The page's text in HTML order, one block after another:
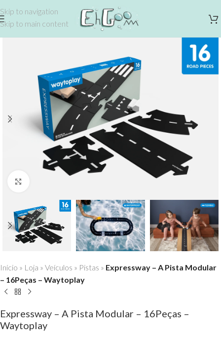
Skip to navigation
Skip to main content
Início » Loja » Veículos » Pistas » Expressway – A Pista Modular
– 16Peças – Waytoplay
Expressway – A Pista Modular – 16Peças –
Waytoplay